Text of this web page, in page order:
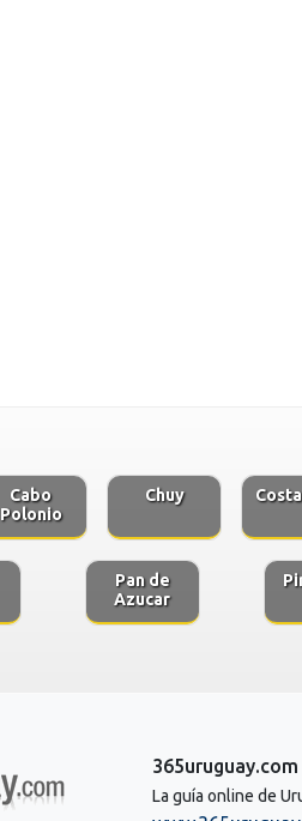
Cabo
Polonio
Chuy
Pan de
Azucar
365uruguay.com
La guía online de